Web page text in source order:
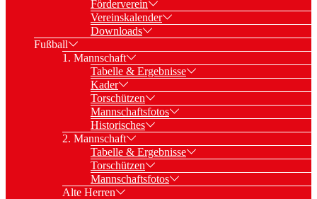
Förderverein
Vereinskalender
Downloads
Fußball
1. Mannschaft
Tabelle & Ergebnisse
Kader
Torschützen
Mannschaftsfotos
Historisches
2. Mannschaft
Tabelle & Ergebnisse
Torschützen
Mannschaftsfotos
Alte Herren